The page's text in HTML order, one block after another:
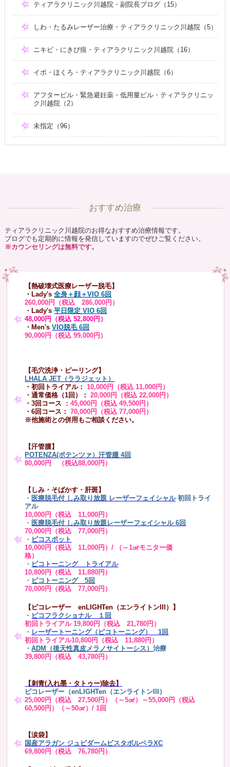
ティアラクリニック川越院・副院長ブログ（15）
しわ・たるみレーザー治療・ティアラクリニック川越院（5）
ニキビ・にきび痕・ティアラクリニック川越院（16）
イボ・ほくろ・ティアラクリニック川越院（6）
アフターピル・緊急避妊薬・低用量ピル・ティアラクリニッ
ク川越院（2）
未指定（96）
おすすめ治療
ティアラクリニック川越院のお得なおすすめ治療情報です。
ブログでも定期的に情報を発信していますのでぜひご覧ください。
※カウンセリングは無料です。
【熱破壊式医療レーザー脱毛】
・Lady's 全身＋顔＋VIO 6回
260,000円（税込 286,000円）
・Lady's平日限定 VIO 6回
48,000円（税込 52,800円）
・Men's VIO脱毛 6回
90,000円（税込 99,000円）
【毛穴洗浄・ピーリング】
LHALA JET（ララジェット）
・初回トライアル：10,000円（税込 11,000円）
・通常価格（1回）：
20,000円（税込 22,000円）
・3回コース ：45,000円（税込 49,500円）
・6回コース：
70,000円（税込 77,000円）
※他施術との併用もご相談ください。
【汗管腫】
POTENZA(ポテンツァ）汗管腫 4回
80,000円 （税込88,000円）
【しみ・そばかす・肝斑】
・ 医療脱毛付 しみ取り放題 レーザーフェイシャル 初回トライ
アル
10,000円（税込 11,000円）
・ 医療脱毛付 しみ取り放題レーザーフェイシャル 6回
70,000円（税込 77,000円）
・ ピコスポット
10,000円（税込 11,000円）/ （～1㎠モニター価
格）
・ ピコトーニング トライアル
10,800円（税込 11,880円）
・ ピコトーニング 5回
70,000円（税込 77,000円）
【ピコレーザー enLIGHTen（エンライトンIII）】
・ ピコフラクショナル １回
初回トライアル 19,800円（税込 21,780円）
・ レーザートーニング（ピコトーニング） 1回
初回トライアル10,800円（税込 11,880円）
・ADM（後天性真皮メラノサイトーシス）治療
39,800円（税込 43,780円）
【刺青(入れ墨・タトゥー)除去】
ピコレーザー（enLIGHTen（エンライトンIII）
25,000円（税込 27,500円）（～5㎠）～55,000円（税込
60,500円）（～50㎠）/ 1回
【涙袋】
国産アラガン ジュビダームビスタボルベラXC
69,800円（税込 76,780円）